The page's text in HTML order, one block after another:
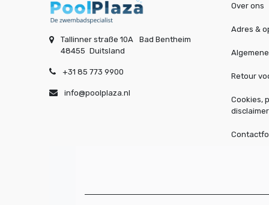
Tallinner straße 10A
Bad Bentheim
48455 Duitsland
+31 85 773 9900
info@poolplaza.nl
Over ons
Adres &
Retour
Cookies,